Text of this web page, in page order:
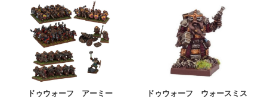
ドゥウォーフ アーミー ドゥウォーフ ウォースミス